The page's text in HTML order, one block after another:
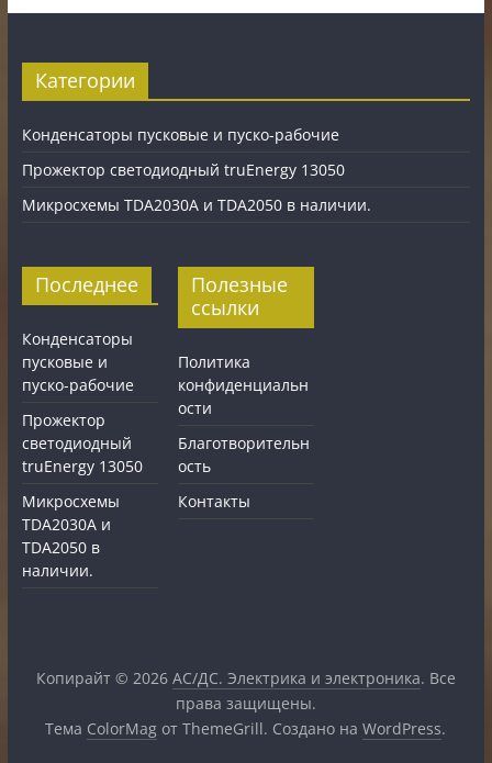
Категории
Конденсаторы пусковые и пуско-рабочие
Прожектор светодиодный truEnergy 13050
Микросхемы TDA2030A и TDA2050 в наличии.
Последнее
Конденсаторы
пусковые и
пуско-рабочие
Прожектор
светодиодный
truEnergy 13050
Микросхемы
TDA2030A и
TDA2050 в
наличии.
Полезные
ссылки
Политика
конфиденциальн
ости
Благотворительн
ость
Контакты
Копирайт © 2026 АС/ДС. Электрика и электроника. Все
права защищены.
Тема ColorMag от ThemeGrill. Создано наWordPress.